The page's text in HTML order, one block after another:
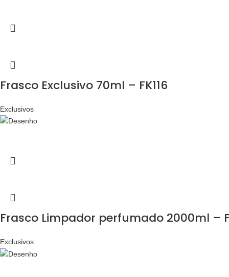
Frasco Exclusivo 70ml – FK116
Exclusivos
Frasco Limpador perfumado 2000ml –
Exclusivos